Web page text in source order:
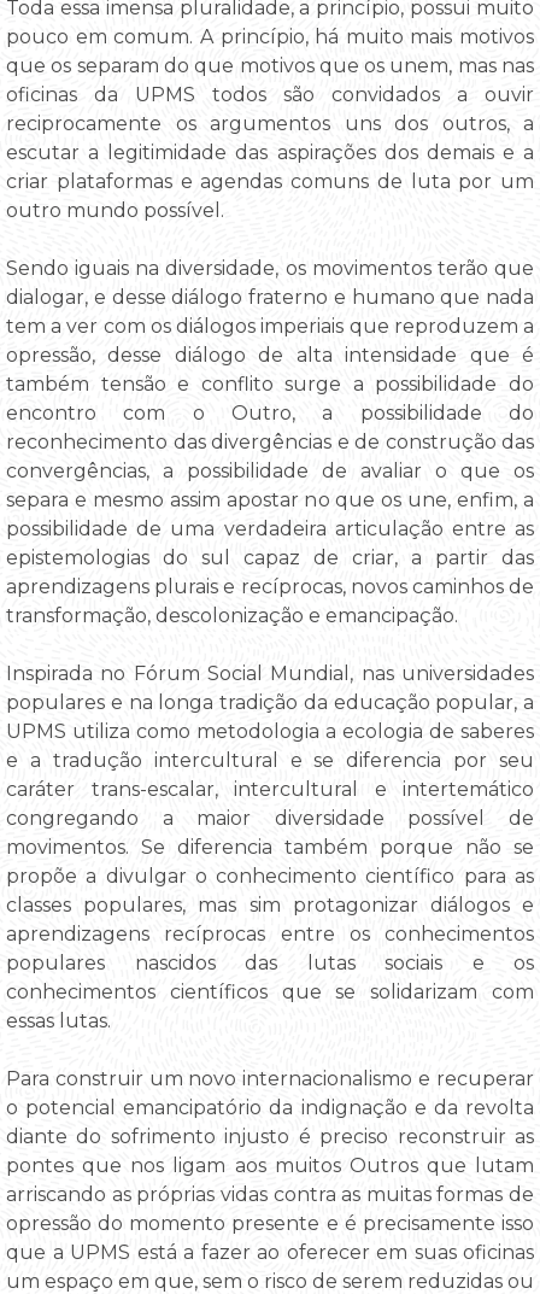
Toda essa imensa pluralidade, a princípio, possui muito
pouco em comum. A princípio, há muito mais motivos
que os separam do que motivos que os unem, mas nas
oficinas da UPMS todos são convidados a ouvir
reciprocamente os argumentos uns dos outros, a
escutar a legitimidade das aspirações dos demais e a
criar plataformas e agendas comuns de luta por um
outro mundo possível.
Sendo iguais na diversidade, os movimentos terão que
dialogar, e desse diálogo fraterno e humano que nada
tem a ver com os diálogos imperiais que reproduzem a
opressão, desse diálogo de alta intensidade que é
também tensão e conflito surge a possibilidade do
encontro com o Outro, a possibilidade do
reconhecimento das divergências e de construção das
convergências, a possibilidade de avaliar o que os
separa e mesmo assim apostar no que os une, enfim, a
possibilidade de uma verdadeira articulação entre as
epistemologias do sul capaz de criar, a partir das
aprendizagens plurais e recíprocas, novos caminhos de
transformação, descolonização e emancipação.
Inspirada no Fórum Social Mundial, nas universidades
populares e na longa tradição da educação popular, a
UPMS utiliza como metodologia a ecologia de saberes
e a tradução intercultural e se diferencia por seu
caráter trans-escalar, intercultural e intertemático
congregando a maior diversidade possível de
movimentos. Se diferencia também porque não se
propõe a divulgar o conhecimento científico para as
classes populares, mas sim protagonizar diálogos e
aprendizagens recíprocas entre os conhecimentos
populares nascidos das lutas sociais e os
conhecimentos científicos que se solidarizam com
essas lutas.
Para construir um novo internacionalismo e recuperar
o potencial emancipatório da indignação e da revolta
diante do sofrimento injusto é preciso reconstruir as
pontes que nos ligam aos muitos Outros que lutam
arriscando as próprias vidas contra as muitas formas de
opressão do momento presente e é precisamente isso
que a UPMS está a fazer ao oferecer em suas oficinas
um espaço em que, sem o risco de serem reduzidas ou